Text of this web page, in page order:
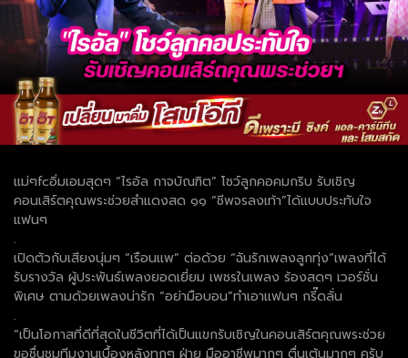
แม่ๆfcอิ่มเอมสุดๆ “ไรอัล กาจบัณฑิต” โชว์ลูกคอคมกริบ รับเชิญ
คอนเสิร์ตคุณพระช่วยสำแดงสด ๑๑ “ชีพจรลงเท้า”ได้แบบประทับใจ
แฟนๆ
.
เปิดตัวกับเสียงนุ่มๆ “เรือนแพ” ต่อด้วย “ฉันรักเพลงลูกทุ่ง”เพลงที่ได้
รับรางวัล ผู้ประพันธ์เพลงยอดเยี่ยม เพชรในเพลง ร้องสดๆ เวอร์ชั่น
พิเศษ ตามด้วยเพลงน่ารัก “อย่ามือบอน”ทำเอาแฟนๆ กรี๊ดลั่น
.
“เป็นโอกาสที่ดีที่สุดในชีวิตที่ได้เป็นแขกรับเชิญในคอนเสิร์ตคุณพระช่วย
ขอชื่นชมทีมงานเบื้องหลังทุกๆ ฝ่าย มืออาชีพมากๆ ตื่นเต้นมากๆ ครับ